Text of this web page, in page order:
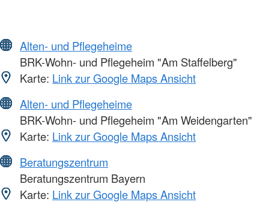
Alten- und Pflegeheime
BRK-Wohn- und Pflegeheim "Am Staffelberg"
Karte: Link zur Google Maps Ansicht
Alten- und Pflegeheime
BRK-Wohn- und Pflegeheim "Am Weidengarten"
Karte: Link zur Google Maps Ansicht
Beratungszentrum
Beratungszentrum Bayern
Karte: Link zur Google Maps Ansicht